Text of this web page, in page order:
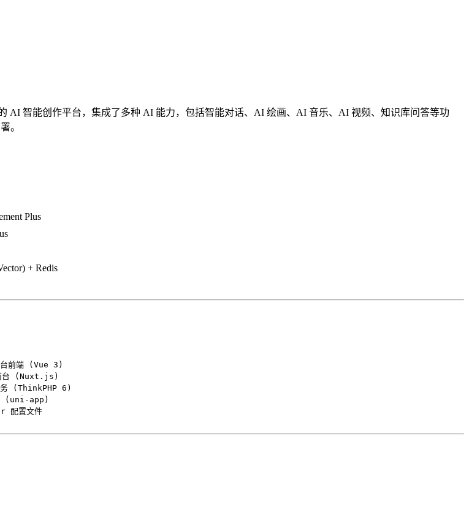
AI 智能创作平台，集成了多种 AI 能力，包括智能对话、AI 绘画、AI 音乐、AI 视频、知识库问答等功
。
Plus
+ Redis
端 (Vue 3)
(Nuxt.js)
6)
app)
置文件